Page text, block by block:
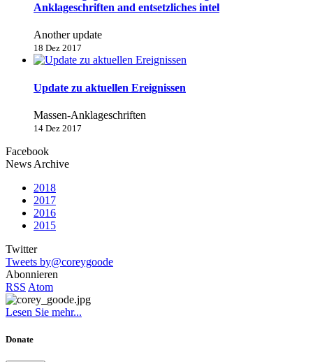
Anklageschriften and entsetzliches intel
Another update
18 Dez 2017
Update zu aktuellen Ereignissen
Massen-Anklageschriften
14 Dez 2017
Facebook
News Archive
2018
2017
2016
2015
Twitter
Tweets by@coreygoode
Abonnieren
RSS Atom
Lesen Sie mehr...
Donate